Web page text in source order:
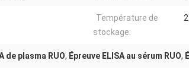
Température de
stockage:
de plasma RUO, Épreuve ELISA au sérum RUO,